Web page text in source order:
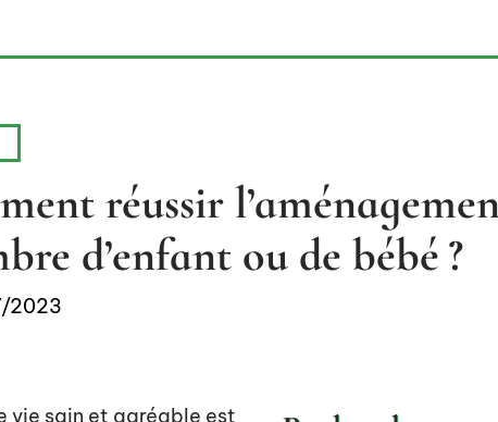
réussir
d’enfant ou de bébé ?
2023
vie sain et agréable est